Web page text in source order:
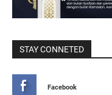
STAY CONNETED
Facebook